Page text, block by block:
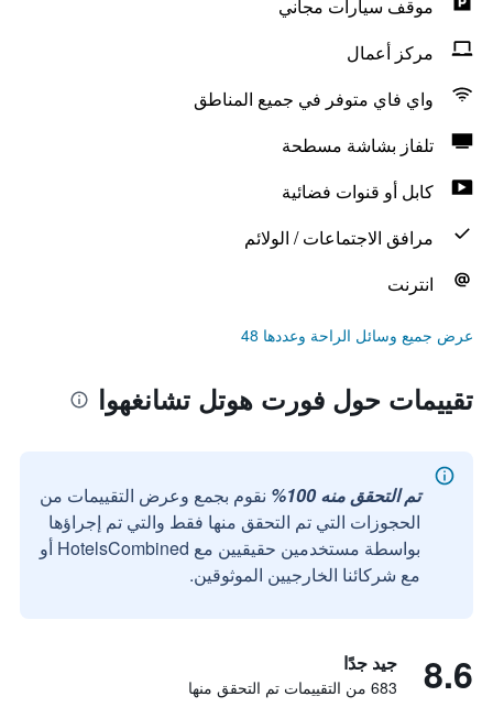
موقف سيارات مجاني
مركز أعمال
واي فاي متوفر في جميع المناطق
تلفاز بشاشة مسطحة
كابل أو قنوات فضائية
مرافق الاجتماعات / الولائم
انترنت
عرض جميع وسائل الراحة وعددها 48
تقييمات حول فورت هوتل تشانغهوا
تم التحقق منه 100%
نقوم بجمع وعرض التقييمات من
الحجوزات التي تم التحقق منها فقط والتي تم إجراؤها
بواسطة مستخدمين حقيقيين مع HotelsCombined أو
مع شركائنا الخارجيين الموثوقين.
8.6 جيد جدًا
683 من التقييمات تم التحقق منها